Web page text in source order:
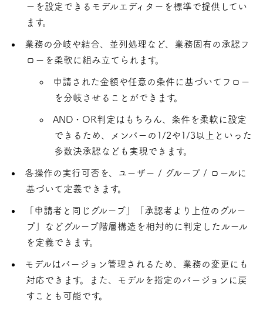
ーを設定できるモデルエディターを標準で提供してい
ます。
業務の分岐や結合、並列処理など、業務固有の承認フ
ローを柔軟に組み立てられます。
申請された金額や任意の条件に基づいてフロー
を分岐させることができます。
AND・OR判定はもちろん、条件を柔軟に設定
できるため、メンバーの1/2や1/3以上といった
多数決承認なども実現できます。
各操作の実行可否を、ユーザー / グループ / ロールに
基づいて定義できます。
「申請者と同じグループ」「承認者より上位のグルー
プ」などグループ階層構造を相対的に判定したルール
を定義できます。
モデルはバージョン管理されるため、業務の変更にも
対応できます。また、モデルを指定のバージョンに戻
すことも可能です。